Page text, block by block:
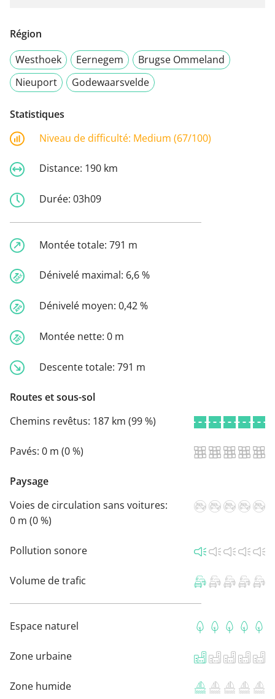
Région
Westhoek
Eernegem
Brugse Ommeland
Nieuport
Godewaarsvelde
Statistiques
Niveau de difficulté: Medium (67/100)
Distance: 190 km
Durée: 03h09
Montée totale: 791 m
Dénivelé maximal: 6,6 %
Dénivelé moyen: 0,42 %
Montée nette: 0 m
Descente totale: 791 m
Routes et sous-sol
Chemins revêtus: 187 km (99 %)
Pavés: 0 m (0 %)
Paysage
Voies de circulation sans voitures:
0 m (0 %)
Pollution sonore
Volume de trafic
Espace naturel
Zone urbaine
Zone humide